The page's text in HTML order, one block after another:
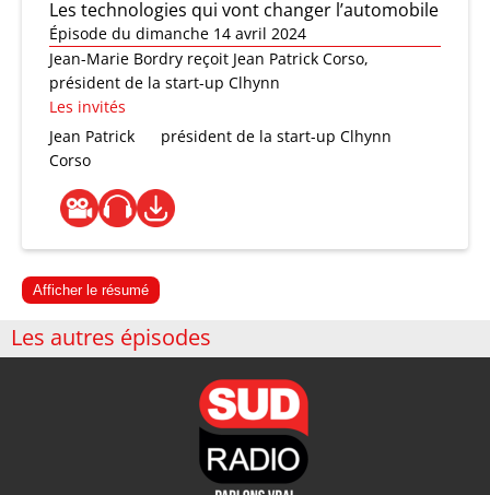
Les technologies qui vont changer l’automobile
Épisode du dimanche 14 avril 2024
Jean-Marie Bordry reçoit Jean Patrick Corso,
président de la start-up Clhynn
Les invités
Jean Patrick
Corso
président de la start-up Clhynn
Afficher le résumé
Les autres épisodes